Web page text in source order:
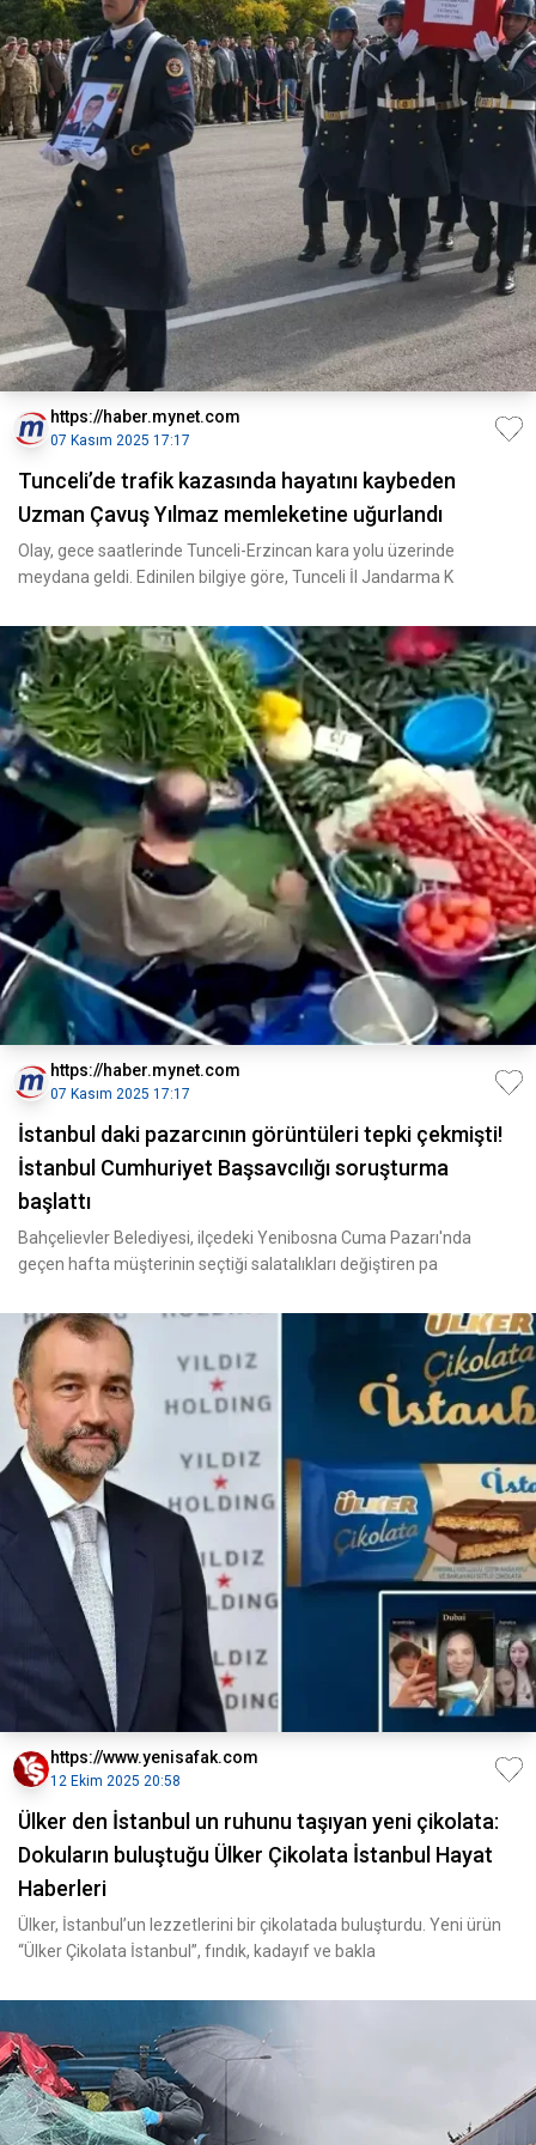
https://haber.mynet.com
07 Kasım 2025 17:17
Tunceli’de trafik kazasında hayatını kaybeden
Uzman Çavuş Yılmaz memleketine uğurlandı
Olay, gece saatlerinde Tunceli-Erzincan kara yolu üzerinde
meydana geldi. Edinilen bilgiye göre, Tunceli İl Jandarma K
https://haber.mynet.com
07 Kasım 2025 17:17
İstanbul daki pazarcının görüntüleri tepki çekmişti!
İstanbul Cumhuriyet Başsavcılığı soruşturma
başlattı
Bahçelievler Belediyesi, ilçedeki Yenibosna Cuma Pazarı'nda
geçen hafta müşterinin seçtiği salatalıkları değiştiren pa
https://www.yenisafak.com
12 Ekim 2025 20:58
Ülker den İstanbul un ruhunu taşıyan yeni çikolata:
Dokuların buluştuğu Ülker Çikolata İstanbul Hayat
Haberleri
Ülker, İstanbul’un lezzetlerini bir çikolatada buluşturdu. Yeni ürün
“Ülker Çikolata İstanbul”, fındık, kadayıf ve bakla